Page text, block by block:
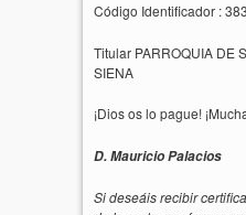
Código Identificador :
Titular PARROQUIA DE
SIENA
¡Dios os lo pague!
D. Mauricio Palacios
Si deseáis recibir